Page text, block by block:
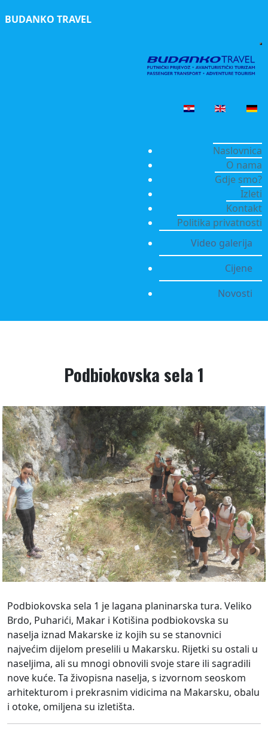
BUDANKO TRAVEL
Naslovnica
O nama
Gdje smo?
Izleti
Kontakt
Politika privatnosti
Video galerija
Cijene
Novosti
Podbiokovska sela 1
Podbiokovska sela 1 je lagana planinarska tura. Veliko
Brdo, Puharići, Makar i Kotišina podbiokovska su
naselja iznad Makarske iz kojih su se stanovnici
najvećim dijelom preselili u Makarsku. Rijetki su ostali u
naseljima, ali su mnogi obnovili svoje stare ili sagradili
nove kuće. Ta živopisna naselja, s izvornom seoskom
arhitekturom i prekrasnim vidicima na Makarsku, obalu
i otoke, omiljena su izletišta.